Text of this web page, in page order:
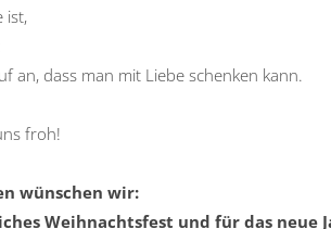
ist,
an, dass man mit Liebe schenken kann.
froh!
wünschen wir:
Weihnachtsfest und für das